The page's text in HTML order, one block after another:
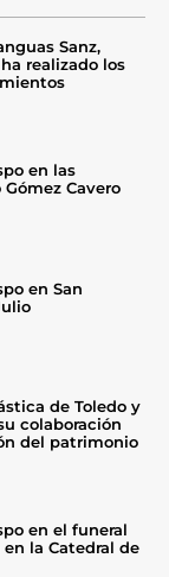
Sanz,
realizado los
en las
Cavero
en San
de Toledo y
colaboración
del patrimonio
en el funeral
en la Catedral de